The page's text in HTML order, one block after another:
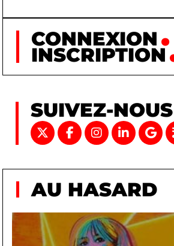
CONNEXION
INSCRIPTION
SUIVEZ-NOUS
AU HASARD